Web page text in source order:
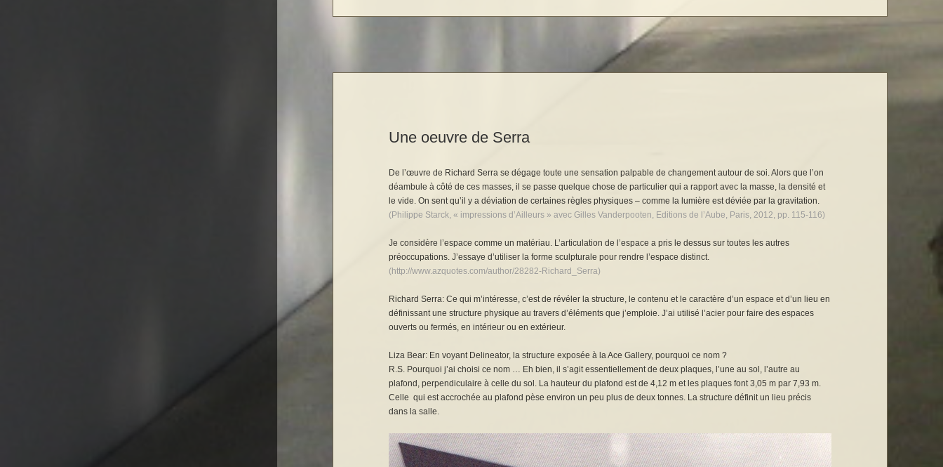
Une oeuvre de Serra
De l’œuvre de Richard Serra se dégage toute une sensation palpable de changement autour de soi. Alors que l’on
déambule à côté de ces masses, il se passe quelque chose de particulier qui a rapport avec la masse, la densité et
le vide. On sent qu’il y a déviation de certaines règles physiques – comme la lumière est déviée par la gravitation.
(Philippe Starck, « impressions d’Ailleurs » avec Gilles Vanderpooten, Editions de l’Aube, Paris, 2012, pp. 115-116)
Je considère l’espace comme un matériau. L’articulation de l’espace a pris le dessus sur toutes les autres
préoccupations. J’essaye d’utiliser la forme sculpturale pour rendre l’espace distinct.
(http://www.azquotes.com/author/28282-Richard_Serra)
Richard Serra: Ce qui m’intéresse, c’est de révéler la structure, le contenu et le caractère d’un espace et d’un lieu en
définissant une structure physique au travers d’éléments que j’emploie. J’ai utilisé l’acier pour faire des espaces
ouverts ou fermés, en intérieur ou en extérieur.
Liza Bear: En voyant Delineator, la structure exposée à la Ace Gallery, pourquoi ce nom ?
R.S. Pourquoi j’ai choisi ce nom … Eh bien, il s’agit essentiellement de deux plaques, l’une au sol, l’autre au
plafond, perpendiculaire à celle du sol. La hauteur du plafond est de 4,12 m et les plaques font 3,05 m par 7,93 m.
Celle qui est accrochée au plafond pèse environ un peu plus de deux tonnes. La structure définit un lieu précis
dans la salle.